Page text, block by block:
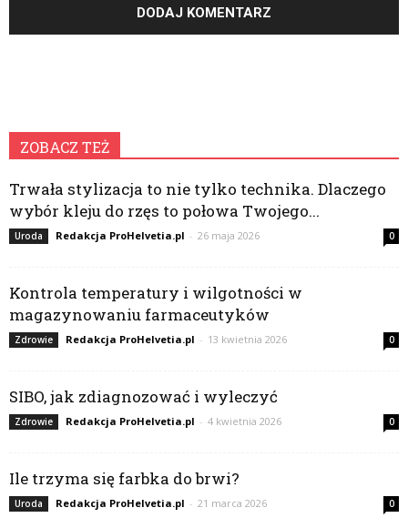
ZOBACZ TEŻ
Trwała stylizacja to nie tylko technika. Dlaczego
wybór kleju do rzęs to połowa Twojego...
Uroda Redakcja ProHelvetia.pl - 26 maja 2026 0
Kontrola temperatury i wilgotności w
magazynowaniu farmaceutyków
Zdrowie Redakcja ProHelvetia.pl - 13 kwietnia 2026 0
SIBO, jak zdiagnozować i wyleczyć
Zdrowie Redakcja ProHelvetia.pl - 4 kwietnia 2026 0
Ile trzyma się farbka do brwi?
Uroda Redakcja ProHelvetia.pl - 21 marca 2026 0